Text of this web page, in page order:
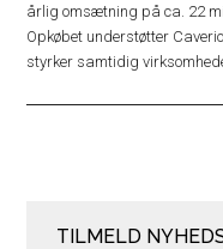
årlig omsætning på ca. 22
Opkøbet understøtter
styrker samtidig
TILMELD